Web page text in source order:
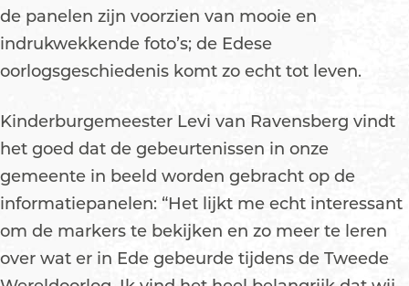
de panelen zijn voorzien van mooie en
indrukwekkende foto’s; de Edese
oorlogsgeschiedenis komt zo echt tot leven.
Kinderburgemeester Levi van Ravensberg vindt
het goed dat de gebeurtenissen in onze
gemeente in beeld worden gebracht op de
informatiepanelen: “Het lijkt me echt interessant
om de markers te bekijken en zo meer te leren
over wat er in Ede gebeurde tijdens de Tweede